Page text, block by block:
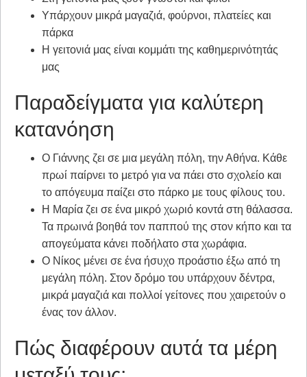
Υπάρχουν μικρά μαγαζιά, φούρνοι, πλατείες και
πάρκα
Η γειτονιά μας είναι κομμάτι της καθημερινότητάς
μας
Παραδείγματα για καλύτερη
κατανόηση
Ο Γιάννης ζει σε μια μεγάλη πόλη, την Αθήνα. Κάθε
πρωί παίρνει το μετρό για να πάει στο σχολείο και
το απόγευμα παίζει στο πάρκο με τους φίλους του.
Η Μαρία ζει σε ένα μικρό χωριό κοντά στη θάλασσα.
Τα πρωινά βοηθά τον παππού της στον κήπο και τα
απογεύματα κάνει ποδήλατο στα χωράφια.
Ο Νίκος μένει σε ένα ήσυχο προάστιο έξω από τη
μεγάλη πόλη. Στον δρόμο του υπάρχουν δέντρα,
μικρά μαγαζιά και πολλοί γείτονες που χαιρετούν ο
ένας τον άλλον.
Πώς διαφέρουν αυτά τα μέρη